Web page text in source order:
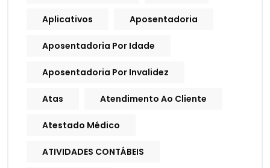
Aplicativos Aposentadoria
Aposentadoria Por Idade
Aposentadoria Por Invalidez
Atas Atendimento Ao Cliente
Atestado Médico
ATIVIDADES CONTÁBEIS